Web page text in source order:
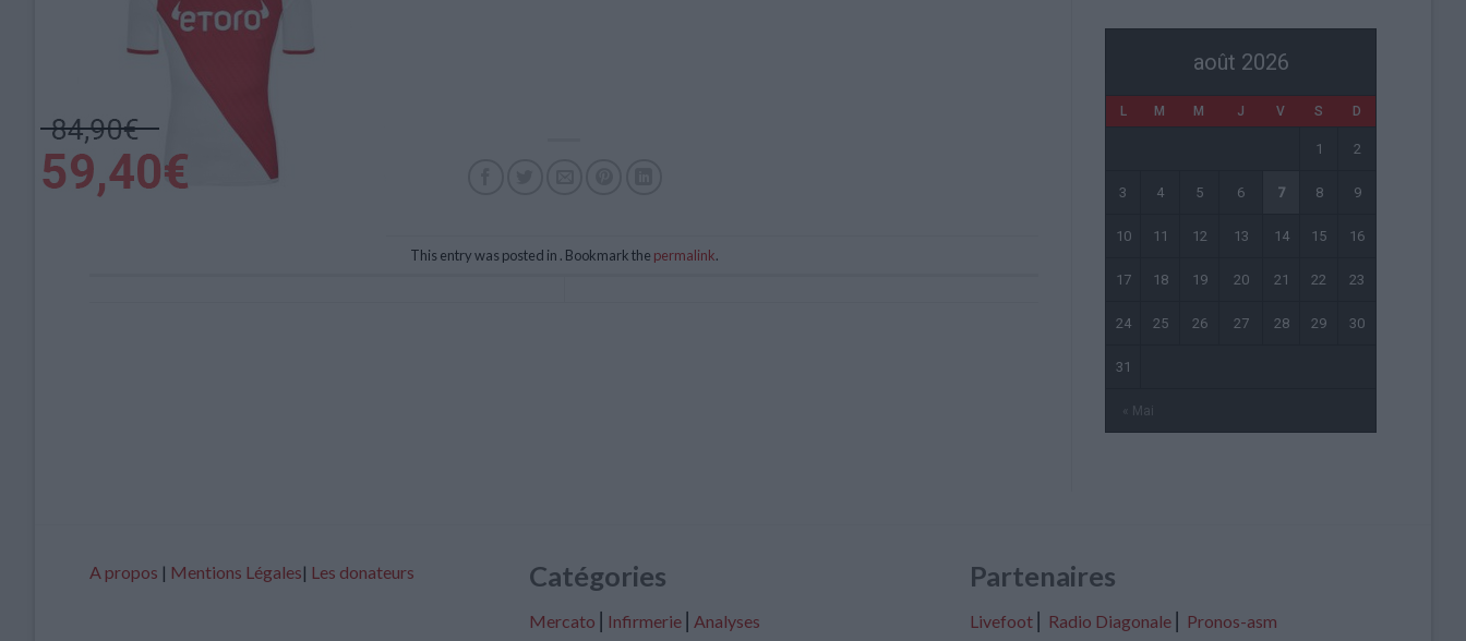
This entry was posted in . Bookmark the permalink.
août 2026
L M M J V S D
« Mai
1 2
3 4 5 6 7 8 9
10 11 12 13 14 15 16
17 18 19 20 21 22 23
24 25 26 27 28 29 30
31
A propos | Mentions Légales| Les donateurs Catégories
Mercato Infirmerie Analyses
Partenaires
Livefoot⎢ Radio Diagonale⎢ Pronos-asm